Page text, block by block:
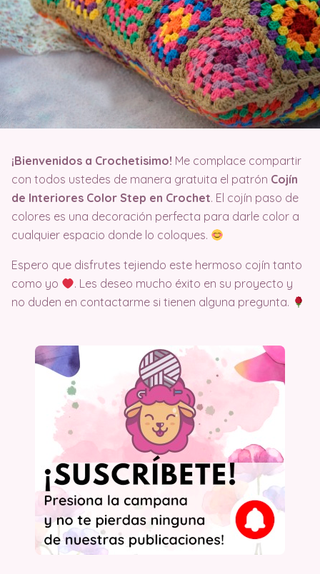
¡Bienvenidos a Crochetisimo! Me complace compartir
con todos ustedes de manera gratuita el patrón Cojín
de Interiores Color Step en Crochet. El cojín paso de
colores es una decoración perfecta para darle color a
cualquier espacio donde lo coloques.
Espero que disfrutes tejiendo este hermoso cojín tanto
como yo
. Les deseo mucho éxito en su proyecto y
no duden en contactarme si tienen alguna pregunta.